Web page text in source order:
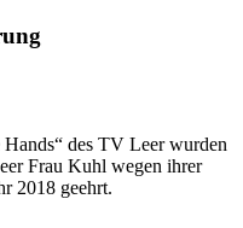
des TV Leer wurden
Frau Kuhl wegen ihrer
2018 geehrt.